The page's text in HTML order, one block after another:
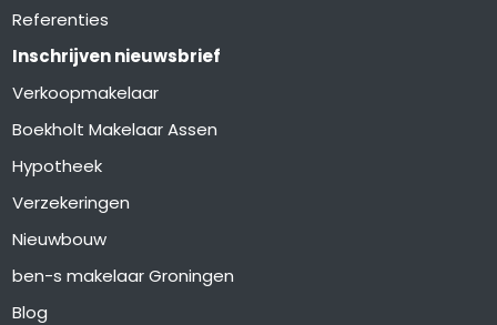
Referenties
Inschrijven nieuwsbrief
Verkoopmakelaar
Boekholt Makelaar Assen
Hypotheek
Verzekeringen
Nieuwbouw
ben-s makelaar Groningen
Blog